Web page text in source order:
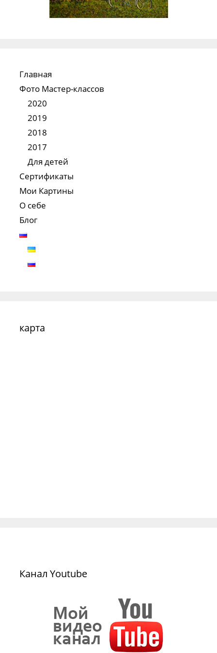
Главная
Фото Мастер-классов
2020
2019
2018
2017
Для детей
Сертификаты
Мои Картины
О себе
Блог
карта
Канал Youtube